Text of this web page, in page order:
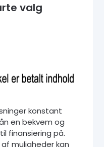
valg
konstant
en bekvem og
finansiering på.
muligheder kan